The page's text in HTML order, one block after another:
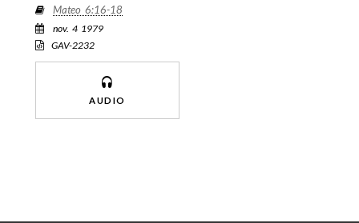
Mateo 6:16-18
nov. 4 1979
GAV-2232
AUDIO